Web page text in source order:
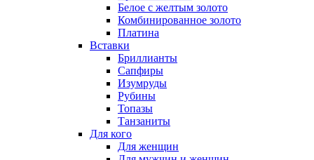
Белое с желтым золото
Комбинированное золото
Платина
Вставки
Бриллианты
Сапфиры
Изумруды
Рубины
Топазы
Танзаниты
Для кого
Для женщин